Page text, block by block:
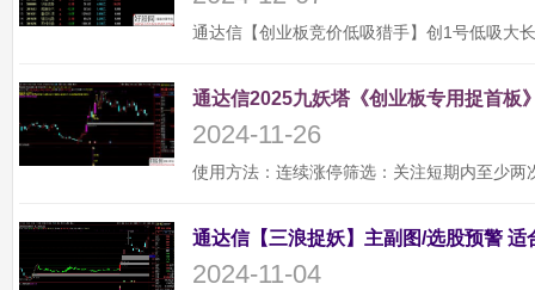
通达信2025九妖塔《创业板专用捉首板
2024-11-26
2024-11-04